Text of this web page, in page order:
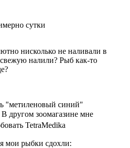
сутки
нисколько не наливали в
налили? Рыб как-то
"метиленовый синий"
В другом зоомагазине мне
TetraMedika
мои рыбки сдохли: